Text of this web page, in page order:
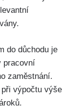
do důchodu je
pracovní
zaměstnání.
výpočtu výše